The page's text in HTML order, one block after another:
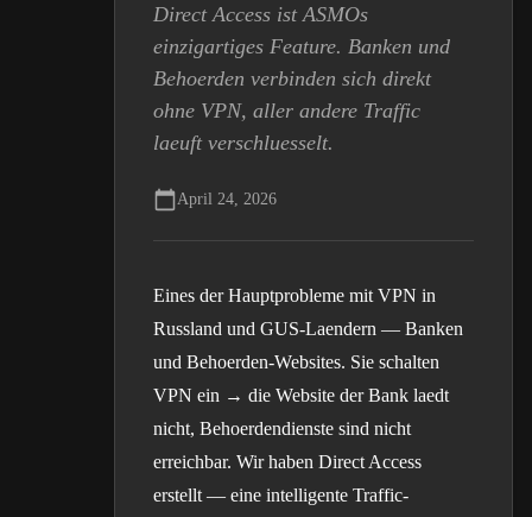
Direct Access ist ASMOs
einzigartiges Feature. Banken und
Behoerden verbinden sich direkt
ohne VPN, aller andere Traffic
laeuft verschluesselt.
April 24, 2026
Eines der Hauptprobleme mit VPN in
Russland und GUS-Laendern — Banken
und Behoerden-Websites. Sie schalten
VPN ein → die Website der Bank laedt
nicht, Behoerdendienste sind nicht
erreichbar. Wir haben Direct Access
erstellt — eine intelligente Traffic-